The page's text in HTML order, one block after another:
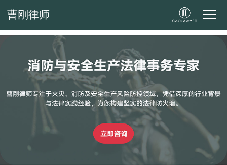
曹刚律师
曹刚律师